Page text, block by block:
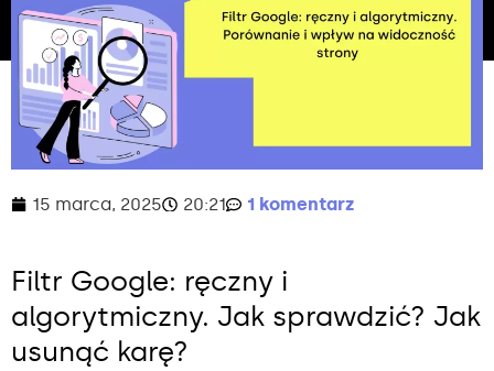
15 marca, 2025 20:21 1 komentarz
Filtr Google: ręczny i
algorytmiczny. Jak sprawdzić? Jak
usunąć karę?